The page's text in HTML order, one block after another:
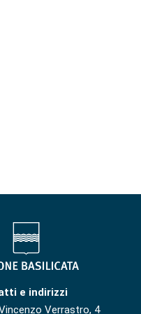
e indirizzi
Verrastro, 4